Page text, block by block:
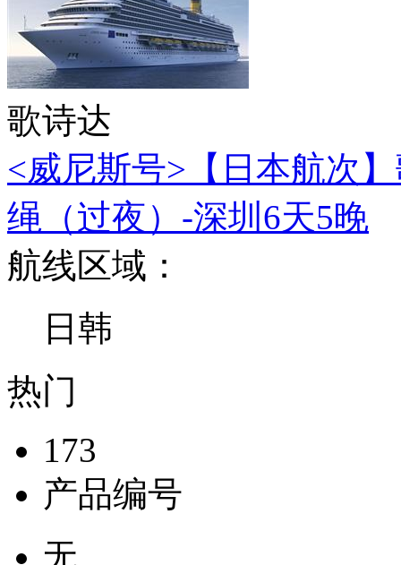
歌诗达
<威尼斯号>【日本航次
绳（过夜）-深圳6天5晚
航线区域：
日韩
热门
173
产品编号
无